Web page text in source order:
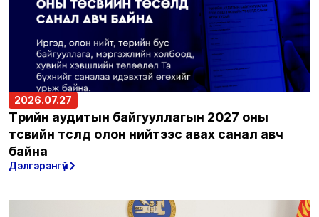
2026.07.27
Төрийн аудитын байгууллагын 2027 оны
төсвийн төсөлд олон нийтээс авах санал авч
байна
Дэлгэрэнгүй